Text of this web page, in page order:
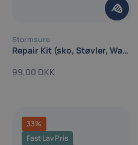
Stormsure
Repair Kit (sko, Støvler, Waders)
99,00 DKK
33%
Fast Lav Pris